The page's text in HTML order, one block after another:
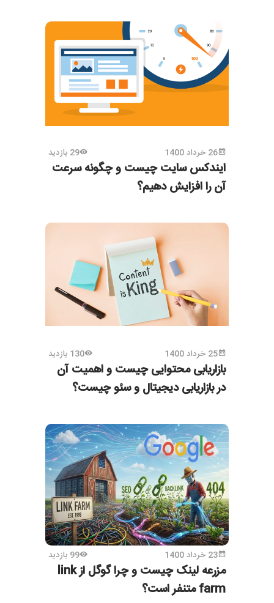
26 خرداد 1400 29 بازدید
ایندکس سایت چیست و چگونه سرعت
آن را افزایش دهیم؟
25 خرداد 1400 130 بازدید
بازاریابی محتوایی چیست و اهمیت آن
در بازاریابی دیجیتال و سئو چیست؟
23 خرداد 1400 99 بازدید
مزرعه لینک چیست و چرا گوگل از link
farm متنفر است؟